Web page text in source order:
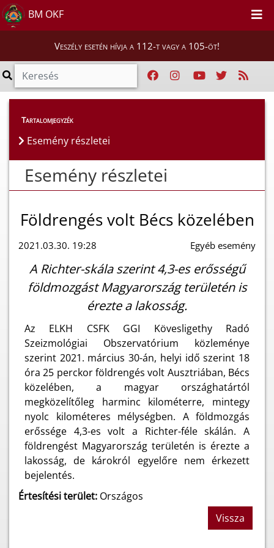
BM OKF
Veszély esetén hívja a 112-t vagy a 105-öt!
Esemény részletei
Tartalomjegyzék
Esemény részletei
Esemény részletei
Földrengés volt Bécs közelében
2021.03.30. 19:28 Egyéb esemény
A Richter-skála szerint 4,3-es erősségű
földmozgást Magyarország területén is
érezte a lakosság.
Az ELKH CSFK GGI Kövesligethy Radó
Szeizmológiai Obszervatórium közleménye
szerint 2021. március 30-án, helyi idő szerint 18
óra 25 perckor földrengés volt Ausztriában, Bécs
közelében, a magyar országhatártól
megközelítőleg harminc kilométerre, mintegy
nyolc kilométeres mélységben. A földmozgás
erőssége 4,3-es volt a Richter-féle skálán. A
földrengést Magyarország területén is érezte a
lakosság, de károkról egyelőre nem érkezett
bejelentés.
Értesítési terület: Országos
Vissza